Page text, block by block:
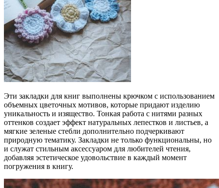
Эти закладки для книг выполнены крючком с использованием
объемных цветочных мотивов, которые придают изделию
уникальность и изящество. Тонкая работа с нитями разных
оттенков создает эффект натуральных лепестков и листьев, а
мягкие зеленые стебли дополнительно подчеркивают
природную тематику. Закладки не только функциональны, но
и служат стильным аксессуаром для любителей чтения,
добавляя эстетическое удовольствие в каждый момент
погружения в книгу.